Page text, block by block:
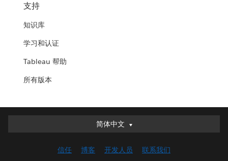
支持
知识库
学习和认证
Tableau 帮助
所有版本
简体中文
简体中文
English (UK)
信任 博客 开发人员 联系我们